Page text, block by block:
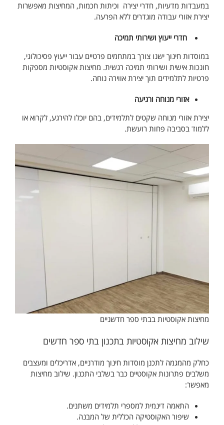
במעבדות מדעיות, חדרי יצירה וכיתות חכמות, המחיצות מאפשרות
יצירת אזורי עבודה מוגדרים ללא הפרעה.
חדרי ייעוץ ושירותי תמיכה
במוסדות חינוך ישנו צורך במתחמים פרטיים עבור ייעוץ פסיכולוגי,
חונכות אישית ושירותי תמיכה רגשית. מחיצות אקוסטיות מספקות
פרטיות לתלמידים תוך יצירת אווירה נוחה.
אזורי מנוחה ורגיעה
יצירת אזורי מנוחה שקטים לתלמידים, בהם יוכלו להירגע, לקרוא או
ללמוד בסביבה פחות רועשת.
מחיצות אקוסטיות בבתי ספר חדשניים
שילוב מחיצות אקוסטיות בתכנון בתי ספר חדשים
כחלק מהמגמה לתכנן מוסדות חינוך מודרניים, אדריכלים ומעצבים
משלבים פתרונות אקוסטיים כבר בשלבי התכנון. שילוב מחיצות
מאפשר:
התאמה דינמית למספרי תלמידים משתנים.
שיפור האקוסטיקה הכללית של המבנה.